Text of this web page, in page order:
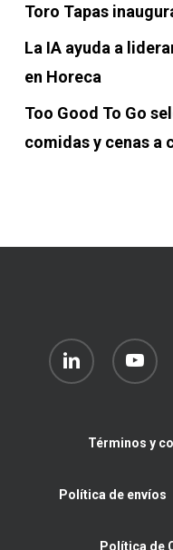
Toro Tapas
La IA ayuda a
en Horeca
Too Good To Go
comidas y cenas a
linkedin youtube
Términos y
Política de envíos
Política de